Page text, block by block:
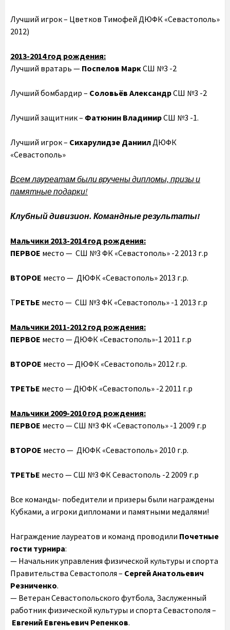
Лучший игрок – Цветков Тимофей ДЮФК «Севастополь»
2012)
2013-2014 год рождения:
Лучший вратарь — Поспелов МаркСШ №3 -2
Лучший бомбардир – Соловьёв АлександрСШ №3 -2
Лучший защитник – Фатюнин ВладимирСШ №3 -1.
Лучший игрок – Сихарулидзе ДаниилДЮФК
«Севастополь»
Всем лауреатам были вручены дипломы, призы и
памятные подарки!
Клубный дивизион. Командные результаты!
Мальчики 2013-2014 год рождения:
ПЕРВОЕ место — СШ №3 ФК «Севастополь» -2 2013 г.р
ВТОРОЕ место — ДЮФК «Севастополь» 2013 г.р.
ТРЕТЬЕ место — СШ №3 ФК «Севастополь» -1 2013 г.р
Мальчики 2011-2012 год рождения:
ПЕРВОЕ место — ДЮФК «Севастополь»-1 2011 г.р
ВТОРОЕ место — ДЮФК «Севастополь» 2012 г.р.
ТРЕТЬЕ место — ДЮФК «Севастополь» -2 2011 г.р
Мальчики ‎2009-2010 год рождения:
ПЕРВОЕ место — СШ №3 ФК «Севастополь» -1 2009 г.р
ВТОРОЕ место — ДЮФК «Севастополь» 2010 г.р.
ТРЕТЬЕ место — СШ №3 ФК Севастополь -2 2009 г.р
Все команды- победители и призеры были награждены
Кубками, а игроки дипломами и памятными медалями!
Награждение лауреатов и команд проводили Почетные
гости турнира:
— Начальник управления физической культуры и спорта
Правительства Севастополя – Сергей Анатольевич
Резниченко.
— Ветеран Севастопольского футбола, Заслуженный
работник физической культуры и спорта Севастополя –
Евгений Евгеньевич Репенков.